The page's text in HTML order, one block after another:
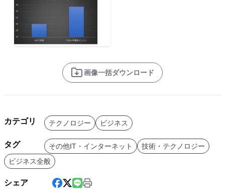
画像一括ダウンロード
カテゴリ テクノロジー ビジネス
タグ その他IT・インターネット
技術・テクノロジー
ビジネス全般
シェア